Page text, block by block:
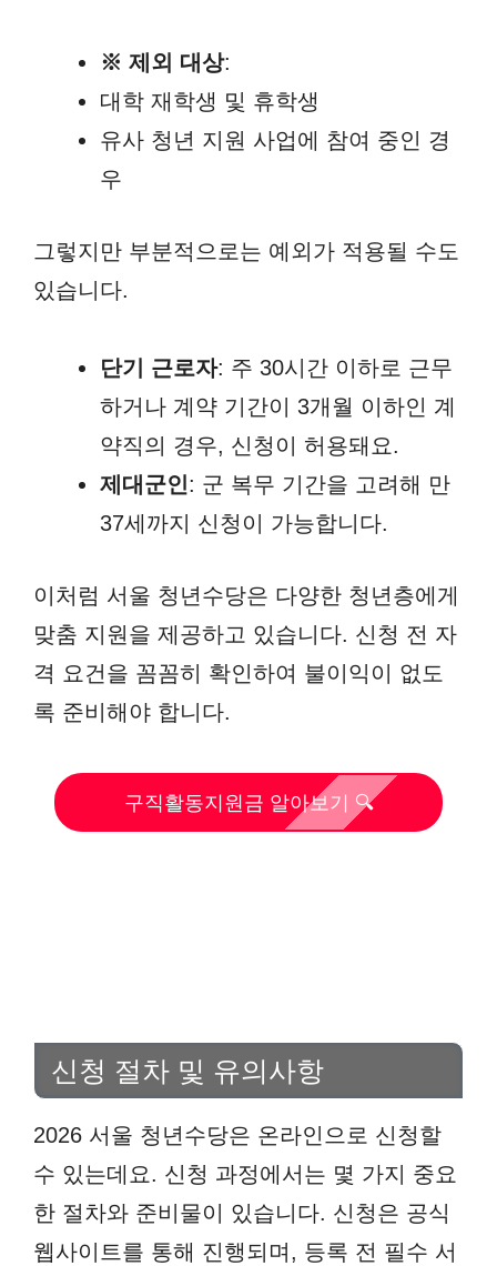
※ 제외 대상:
대학 재학생 및 휴학생
유사 청년 지원 사업에 참여 중인 경
우
그렇지만 부분적으로는 예외가 적용될 수도
있습니다.
단기 근로자: 주 30시간 이하로 근무
하거나 계약 기간이 3개월 이하인 계
약직의 경우, 신청이 허용돼요.
제대군인: 군 복무 기간을 고려해 만
37세까지 신청이 가능합니다.
이처럼 서울 청년수당은 다양한 청년층에게
맞춤 지원을 제공하고 있습니다. 신청 전 자
격 요건을 꼼꼼히 확인하여 불이익이 없도
록 준비해야 합니다.
구직활동지원금 알아보기 🔍
신청 절차 및 유의사항
2026 서울 청년수당은 온라인으로 신청할
수 있는데요. 신청 과정에서는 몇 가지 중요
한 절차와 준비물이 있습니다. 신청은 공식
웹사이트를 통해 진행되며, 등록 전 필수 서